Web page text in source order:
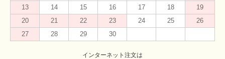
13
14 15 16 17 18
19
20
21 22 23 24 25
26
27
28 29 30
インターネット注文は